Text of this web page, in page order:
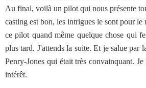
Au final, voilà un pilot qui nous présente
casting est bon, les intrigues le sont pour le
ce pilot quand même quelque chose qui
plus tard. J'attends la suite. Et je salue par
Penry-Jones qui était très convainquant.
intérêt.